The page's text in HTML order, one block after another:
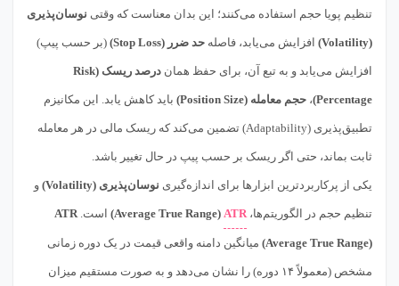
تنظیم پویا حجم استفاده می‌کنند؛ این بدان معناست که وقتی نوسان‌پذیری
(Volatility) افزایش می‌یابد، فاصله حد ضرر (Stop Loss) (بر حسب پیپ)
افزایش می‌یابد و به تبع آن، برای حفظ همان درصد ریسک (Risk
Percentage) ، حجم معامله (Position Size) باید کاهش یابد. این مکانیزم
تطبیق‌پذیری (Adaptability) تضمین می‌کند که ریسک مالی در هر معامله
ثابت بماند، حتی اگر ریسک بر حسب پیپ در حال تغییر باشد.
یکی از پرکاربردترین ابزارها برای اندازه‌گیری نوسان‌پذیری (Volatility) و
تنظیم حجم در الگوریتم‌ها،ATR
(Average True Range) است.ATR
(Average True Range) میانگین دامنه واقعی قیمت در یک دوره زمانی
مشخص (معمولاً ۱۴ دوره) را نشان می‌دهد و به صورت مستقیم میزان